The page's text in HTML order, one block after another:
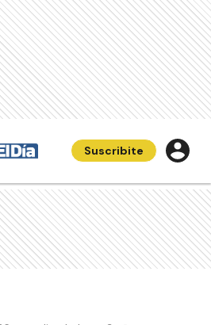
Suscribite